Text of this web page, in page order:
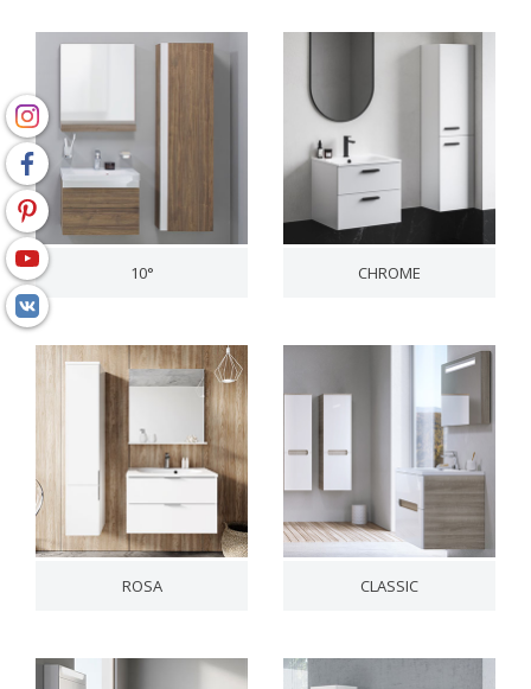
10° CHROME
ROSA CLASSIC